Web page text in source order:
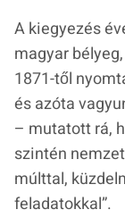
A kiegyezés
magyar
1871-től
és azóta
– mutatott rá,
szintén
múlttal,
feladatokkal”.